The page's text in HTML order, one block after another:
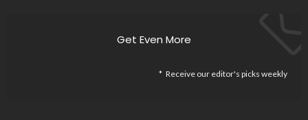
Get Even More
Receive our editor's picks weekly